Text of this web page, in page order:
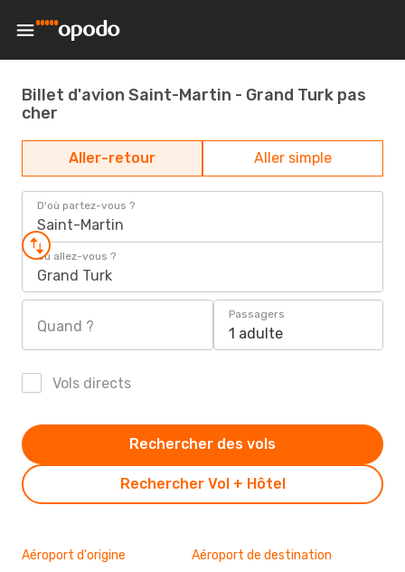
Billet d'avion Saint-Martin - Grand Turk pas
cher
Aller-retour Aller simple
D'où partez-vous ?
Saint-Martin
Où allez-vous ?
Grand Turk
Quand ?
Passagers
1 adulte
Vols directs
Rechercher Vol + Hôtel
Rechercher des vols
Aéroport d'origine Aéroport de destination